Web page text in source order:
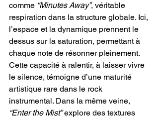
comme “Minutes Away”, véritable
respiration dans la structure globale. Ici,
l’espace et la dynamique prennent le
dessus sur la saturation, permettant à
chaque note de résonner pleinement.
Cette capacité à ralentir, à laisser vivre
le silence, témoigne d’une maturité
artistique rare dans le rock
instrumental. Dans la même veine,
“Enter the Mist” explore des textures